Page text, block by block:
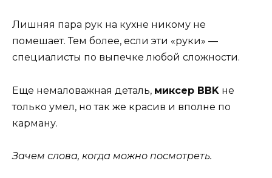
Лишняя пара рук на кухне никому не
помешает. Тем более, если эти «руки» —
специалисты по выпечке любой сложности.
Еще немаловажная деталь, микcер BBK не
только умел, но так же красив и вполне по
карману.
Зачем слова, когда можно посмотреть.